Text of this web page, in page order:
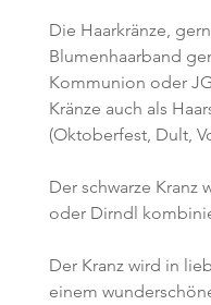
Die Haarkränze,
Blumenhaarband
Kommunion oder
Kränze auch als
(Oktoberfest, Dult,
Der schwarze
oder Dirndl
Der Kranz wird in
einem